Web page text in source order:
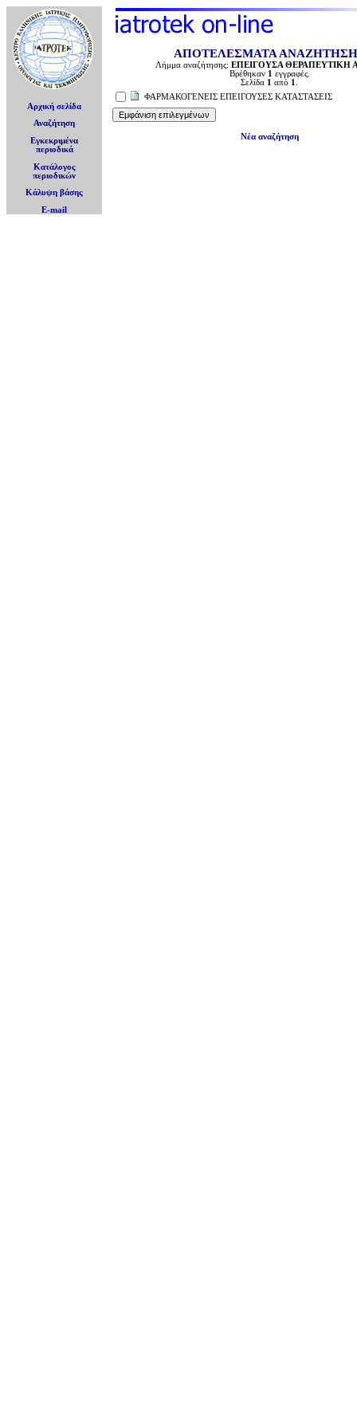
Αρχική σελίδα
Αναζήτηση
Εγκεκριμένα
περιοδικά
Κατάλογος
περιοδικών
Κάλυψη βάσης
E-mail
ΑΠΟΤΕΛΕΣΜΑΤΑ
Λήμμα αναζήτησης: ΕΠΕΙΓΟΥΣΑ ΘΕΡΑΠΕΥΤΙΚΗ
Βρέθηκαν 1 εγγραφές.
Σελίδα 1 από 1
ΦΑΡΜΑΚΟΓΕΝΕΙΣ ΕΠΕΙΓΟΥΣΕΣ ΚΑΤΑΣΤΑΣΕΙΣ
Νέα αναζήτηση